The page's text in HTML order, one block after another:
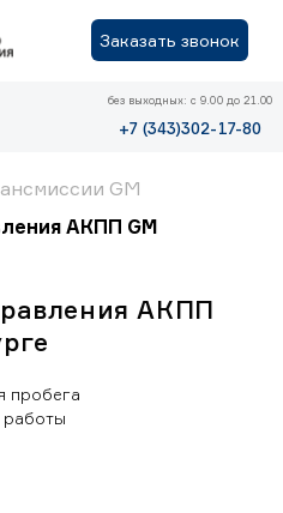
Заказать звонок
без выходных: с 9.00 до 21.00
+7 (343)302-17-80
GM
АКПП GM
АКПП
пробега